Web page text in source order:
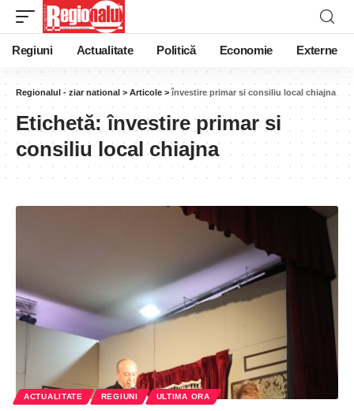
Regiuni Actualitate Politică Economie Externe
Regionalul - ziar national > Articole >învestire primar si consiliu local chiajna
Etichetă:învestire primar si
consiliu local chiajna
ACTUALITATE REGIUNI ULTIMA ORA